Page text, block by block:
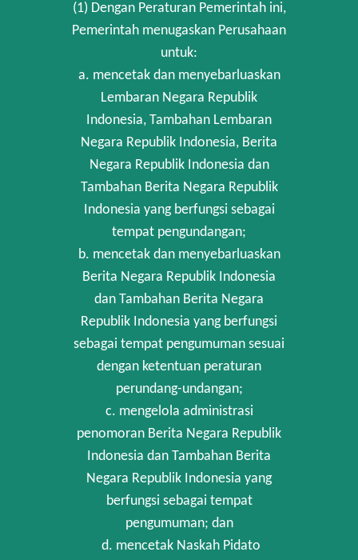
(1) Dengan Peraturan Pemerintah ini,
Pemerintah menugaskan Perusahaan
untuk:
a. mencetak dan menyebarluaskan
Lembaran Negara Republik
Indonesia, Tambahan Lembaran
Negara Republik Indonesia, Berita
Negara Republik Indonesia dan
Tambahan Berita Negara Republik
Indonesia yang berfungsi sebagai
tempat pengundangan;
b. mencetak dan menyebarluaskan
Berita Negara Republik Indonesia
dan Tambahan Berita Negara
Republik Indonesia yang berfungsi
sebagai tempat pengumuman sesuai
dengan ketentuan peraturan
perundang-undangan;
c. mengelola administrasi
penomoran Berita Negara Republik
Indonesia dan Tambahan Berita
Negara Republik Indonesia yang
berfungsi sebagai tempat
pengumuman; dan
d. mencetak Naskah Pidato